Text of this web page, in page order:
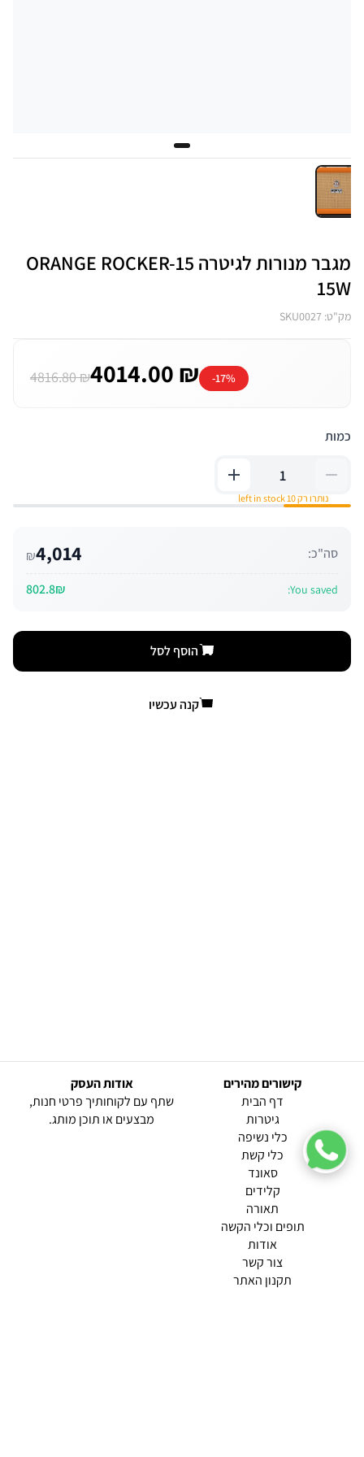
מגבר מנורות לגיטרה ORANGE ROCKER-15
15W
מק"ט: SKU0027
4816.80 ₪4014.00 ₪ -17%
כמות
נותרו רק 10 left in stock
סה"כ: 4,014
₪
You saved:
802.8₪
הוסף לסל
קנה עכשיו
קישורים מהירים
דף הבית
גיטרות
כלי נשיפה
כלי קשת
סאונד
קלידים
תאורה
תופים וכלי הקשה
אודות
צור קשר
(current)
תקנון האתר
אודות העסק
שתף עם לקוחותיך פרטי חנות,
מבצעים או תוכן מותג.